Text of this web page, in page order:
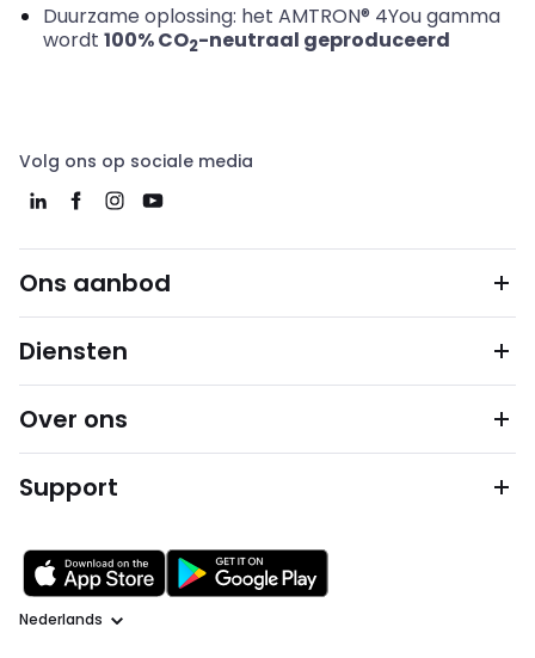
Duurzame oplossing: het AMTRON® 4You gamma
wordt 100% CO2-neutraal geproduceerd
Volg ons op sociale media
Ons aanbod
Diensten
Over ons
Support
Taal